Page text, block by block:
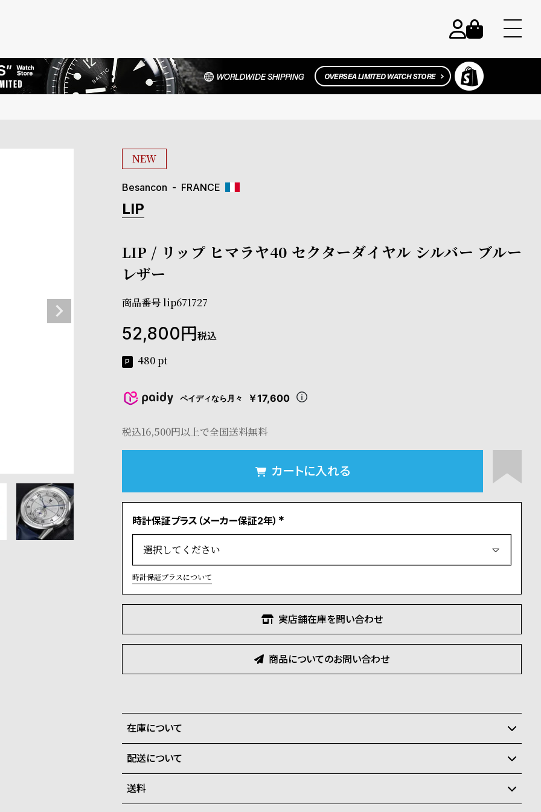
NEW
Besancon FRANCE
LIP
LIP / リップ ヒマラヤ40 セクターダイヤル シルバー ブルー
レザー
商品番号lip671727
52,800 税込
480 pt
ペイディなら月々 ￥17,600
税込16,500円以上で全国送料無料
カートに入れる
時計保証プラス（メーカー保証2年）
(
時計保証プラスについて
実店舗在庫を問い合わせ
商品についてのお問い合わせ
在庫について
全国の系列店と在庫を共有しているため、在庫切れの場合がございます。
在庫切れの場合、キャンセルをさせて頂きます。
配送について
ご注文商品のお届け日数は在庫状況により異なり、
送料